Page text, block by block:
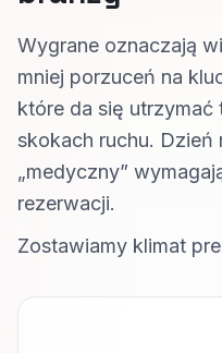
Wygrane oznaczają
mniej porzuceń na
które da się
skokach ruchu. Dzień
„medyczny”
rezerwacji.
Zostawiamy klimat